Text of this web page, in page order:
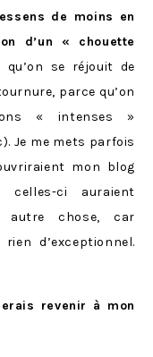
de moins en
d’un « chouette
se réjouit de
parce qu’on
« intenses »
Je me mets parfois
mon blog
ci auraient
autre chose, car
d’exceptionnel.
revenir à mon